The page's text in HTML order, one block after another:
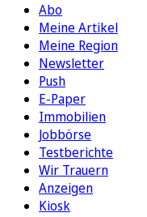
Abo
Meine Artikel
Meine Region
Newsletter
Push
E-Paper
Immobilien
Jobbörse
Testberichte
Wir Trauern
Anzeigen
Kiosk